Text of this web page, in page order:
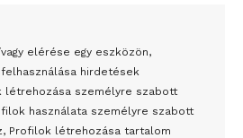
elérése egy eszközön,
hirdetések
létrehozása személyre szabott
használata személyre szabott
Profilok létrehozása tartalom
az összecsapások Bahmutnál
művét miután elégették.